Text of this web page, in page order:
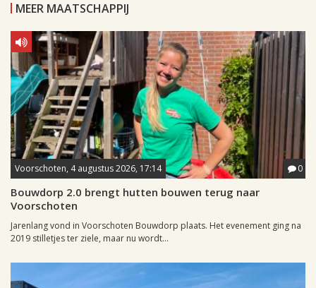
MEER MAATSCHAPPIJ
Voorschoten, 4 augustus 2026, 17:14 0
Bouwdorp 2.0 brengt hutten bouwen terug naar
Voorschoten
Jarenlang vond in Voorschoten Bouwdorp plaats. Het evenement ging na
2019 stilletjes ter ziele, maar nu wordt...